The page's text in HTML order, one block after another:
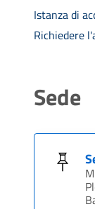
Istanza di
Richiedere
Sede